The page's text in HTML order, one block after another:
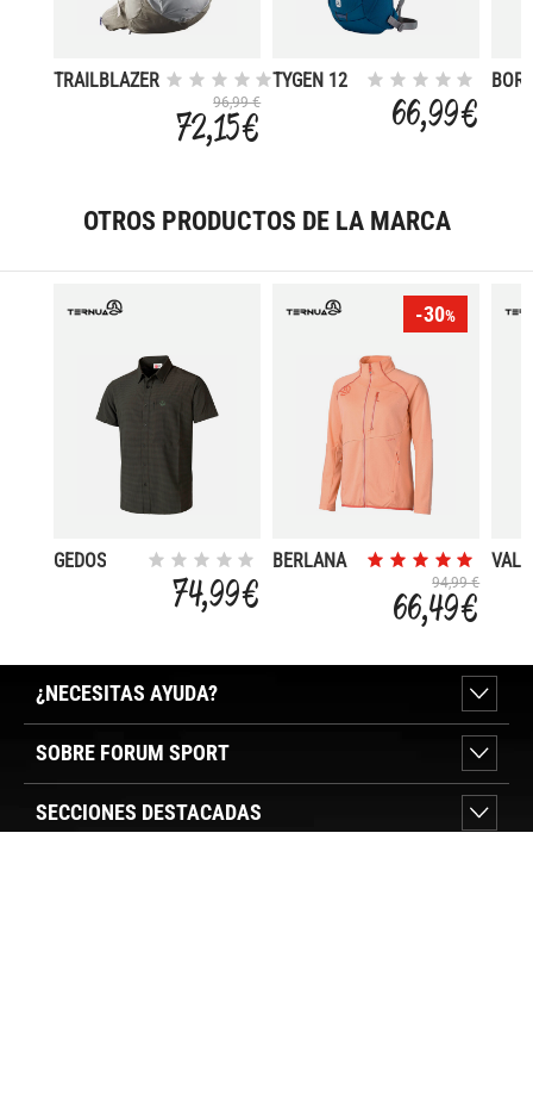
TRAILBLAZER
96,99 €
72,15 €
TYGEN 12
66,99 €
OTROS PRODUCTOS DE LA MARCA
GEDOS
74,99 €
-30%
BERLANA
94,99 €
66,49 €
¿NECESITAS AYUDA?
SOBRE FORUM SPORT
SECCIONES DESTACADAS